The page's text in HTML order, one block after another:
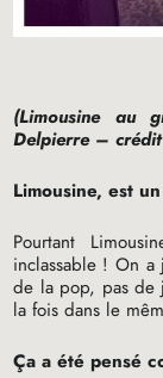
(Limousine au
Delpierre –
Limousine, est
Pourtant
inclassable ! On a
de la pop, pas de
la fois dans le
Ça a été pensé